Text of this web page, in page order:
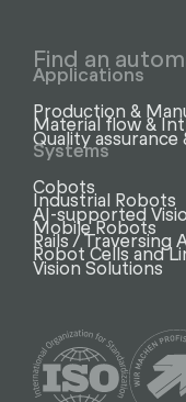
Find an
Applications
Production &
Material flow &
Quality assurance
Systems
Cobots
Industrial Robots
AI-supported
Mobile Robots
Rails / Traversing
Robot Cells and
Vision Solutions